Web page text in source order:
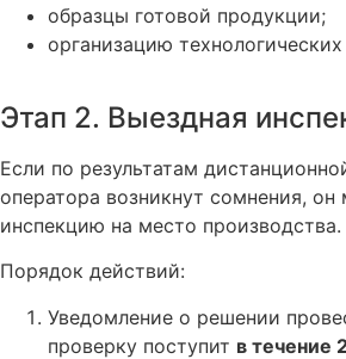
образцы готовой продукции;
организацию
Этап 2. Выездная
Если по результатам
оператора возникнут сомнения, он
инспекцию на место производства.
Порядок действий:
Уведомление о решении
проверку поступит в течение